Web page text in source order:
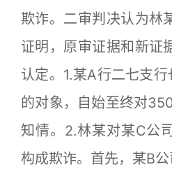
欺诈。二审判决认为林
证明，原审证据和新证
认定。1.某A行二七支
的对象，自始至终对
知情。2.林某对某C公
构成欺诈。首先，某B